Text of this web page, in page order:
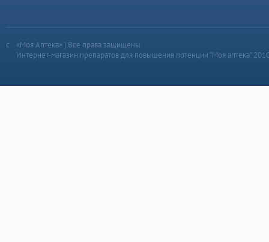
«Моя Аптека» | Все права защищены
Интернет-магазин препаратов для повышения потенции “Моя аптека”